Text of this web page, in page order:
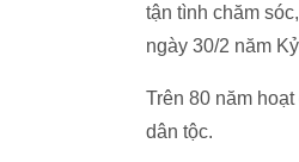
tận tình chăm
ngày 30/2 năm
Trên 80 năm
dân tộc.